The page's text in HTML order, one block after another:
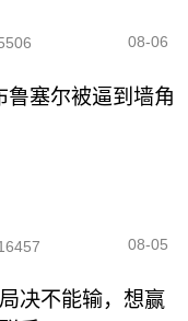
08-06
鲁塞尔被逼到墙角
08-05
决不能输，想赢